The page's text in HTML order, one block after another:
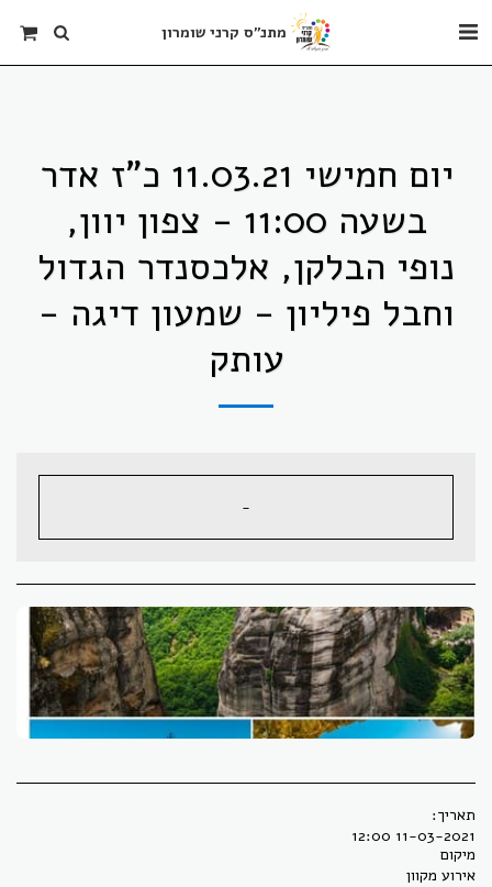
מתנ"ס קרני שומרון
יום חמישי 11.03.21 כ"ז אדר
בשעה 11:00 - צפון יוון,
נופי הבלקן, אלכסנדר הגדול
וחבל פיליון - שמעון דיגה -
עותק
-
תאריך:
11-03-2021 12:00
מיקום
אירוע מקוון